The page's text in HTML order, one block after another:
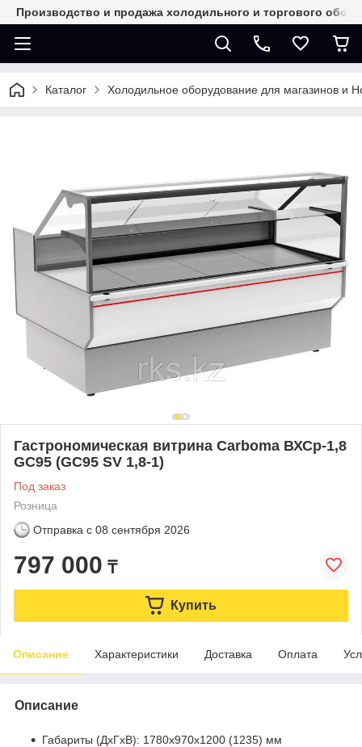
Производство и продажа холодильного и торгового
Каталог Холодильное оборудование для магазинов и
Гастрономическая витрина Carboma ВХСр-1,8
GC95 (GC95 SV 1,8-1)
Под заказ
Розница
Отправка с 08 сентября 2026
797 000 ₸
Купить
Описание Характеристики Доставка Оплата
Описание
Габариты (ДхГхВ): 1780х970х1200 (1235) мм